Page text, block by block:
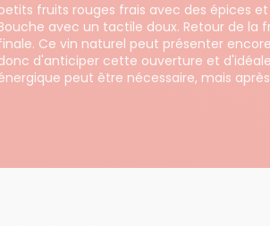
fruits rouges frais avec des épices
avec un tactile doux. Retour de
Ce vin naturel peut présenter
d'anticiper cette ouverture et
peut être nécessaire, mais